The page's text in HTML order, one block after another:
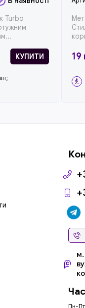
Turbo
КУПИТИ
шт;
19
Пн-